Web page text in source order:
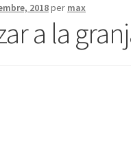
2018per max
a la